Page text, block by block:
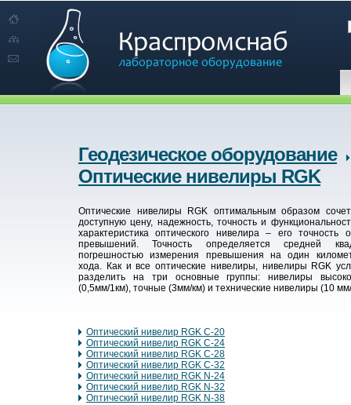
Геодезическое оборудование
Оптические нивелиры RGK
Оптические нивелиры RGK оптимальным образом
доступную цену, надежность, точность и
характеристика оптического нивелира – его точность
превышений. Точность определяется средней
погрешностью измерения превышения на один
хода. Как и все оптические нивелиры, нивелиры RGK
разделить на три основные группы: нивелиры
(0,5мм/1км), точные (3мм/км) и технические нивелиры (10
Оптический нивелир RGK C-20
Оптический нивелир RGK C-24
Оптический нивелир RGK C-28
Оптический нивелир RGK C-32
Оптический нивелир RGK N-24
Оптический нивелир RGK N-32
Оптический нивелир RGK N-38